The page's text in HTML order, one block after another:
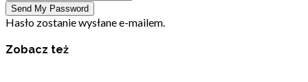
Hasło zostanie wysłane e-mailem.
Zobacz też